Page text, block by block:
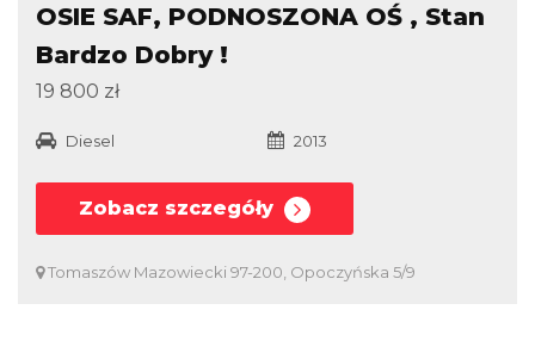
OSIE SAF, PODNOSZONA OŚ , Stan
Bardzo Dobry !
19 800 zł
Diesel 2013
Zobacz szczegóły
Tomaszów Mazowiecki 97-200, Opoczyńska 5/9